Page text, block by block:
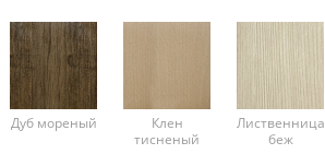
Дуб мореный
Клен
тисненый
Лиственница
беж